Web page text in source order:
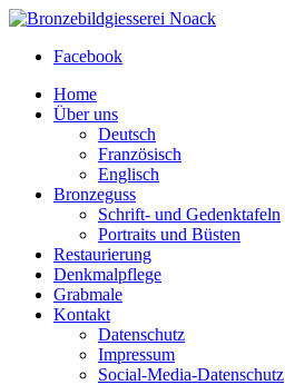
Facebook
Home
Über uns
Deutsch
Französisch
Englisch
Bronzeguss
Schrift- und Gedenktafeln
Portraits und Büsten
Restaurierung
Denkmalpflege
Grabmale
Kontakt
Datenschutz
Impressum
Social-Media-Datenschutz